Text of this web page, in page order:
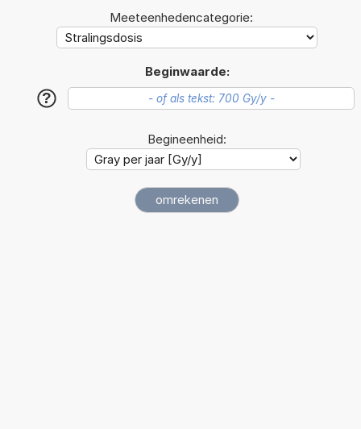
Meeteenhedencategorie:
Beginwaarde:
?
Begineenheid: